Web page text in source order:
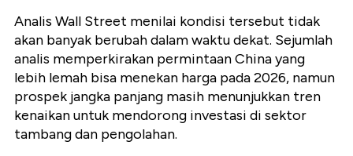
Analis Wall Street menilai kondisi tersebut tidak
akan banyak berubah dalam waktu dekat. Sejumlah
analis memperkirakan permintaan China yang
lebih lemah bisa menekan harga pada 2026, namun
prospek jangka panjang masih menunjukkan tren
kenaikan untuk mendorong investasi di sektor
tambang dan pengolahan.